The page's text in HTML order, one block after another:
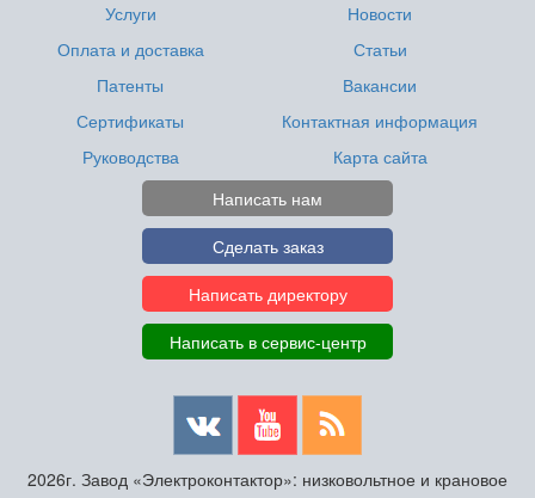
Услуги
Оплата и доставка
Патенты
Сертификаты
Руководства
Новости
Статьи
Вакансии
Контактная информация
Карта сайта
Написать нам
Сделать заказ
Написать директору
Написать в сервис-центр
2026г. Завод «Электроконтактор»: низковольтное и крановое